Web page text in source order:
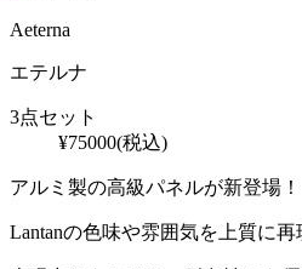
Aeterna
エテルナ
3点セット
¥75000(税込)
アルミ製の高級パネルが新登場！
Lantanの色味や雰囲気を上質に再